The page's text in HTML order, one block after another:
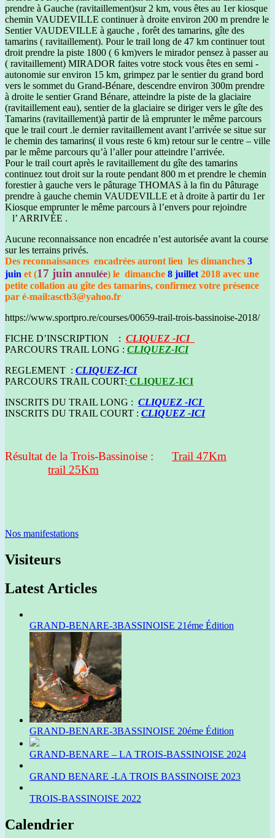
prendre à Gauche (ravitaillement)sur 2 km, vous êtes au 1er kiosque
chemin VAUDEVILLE continuer à droite environ 200 m prendre le
Sentier VAUDEVILLE à gauche , forêt des tamarins, gîte des
tamarins ( ravitaillement). Pour le trail long de 47 km continuer tout
droit prendre la piste 1800 ( 6 km)vers le mirador pensez à passer au
( ravitaillement) MIRADOR faites votre stock vous êtes en semi -
autonomie sur environ 15 km, grimpez par le sentier du grand bord
vers le sommet du Grand-Bénare, descendre environ 300m prendre
à droite le sentier Grand Bénare, atteindre la piste de la glaciaire
(ravitaillement eau), sentier de la glaciaire se diriger vers le gîte des
Tamarins (ravitaillement)à partir de là emprunter le même parcours
que le trail court .le dernier ravitaillement avant l’arrivée se situe sur
le chemin des tamarins( il vous reste 6 km) retour sur le centre – ville
par le même parcours qu’à l’aller pour atteindre l’arrivée.
Pour le trail court après le ravitaillement du gîte des tamarins
continuez tout droit sur la route pendant 800 m et prendre le chemin
forestier à gauche vers le pâturage THOMAS à la fin du Pâturage
prendre à gauche chemin VAUDEVILLE et à droite à partir du 1er
Kiosque emprunter le même parcours à l’envers pour rejoindre
l’ ARRIVÉE .
Aucune reconnaissance non encadrée n’est autorisée avant la course
sur les terrains privés.
Des reconnaissances encadrées auront lieu les dimanches 3
juin et (17 juin annulée) le dimanche 8 juillet2018 avec une
petite collation au gîte des tamarins, confirmez votre présence
par é-mail:asctb3@yahoo.fr
https://www.sportpro.re/courses/00659-trail-trois-bassinoise-2018/
FICHE D’INSCRIPTION : CLIQUEZ -ICI
PARCOURS TRAIL LONG : CLIQUEZ-ICI
REGLEMENT : CLIQUEZ-ICI
PARCOURS TRAIL COURT: CLIQUEZ-ICI
INSCRITS DU TRAIL LONG : CLIQUEZ -ICI
INSCRITS DU TRAIL COURT : CLIQUEZ -ICI
Résultat de la Trois-Bassinoise : Trail 47Km
trail 25Km
Nos manifestations
Visiteurs
Latest Articles
GRAND-BENARE-3BASSINOISE 21éme Édition
GRAND-BENARE-3BASSINOISE 20éme Édition
GRAND-BENARE – LA TROIS-BASSINOISE 2024
GRAND BENARE -LA TROIS BASSINOISE 2023
TROIS-BASSINOISE 2022
Calendrier